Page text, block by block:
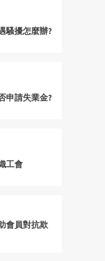
福
騷擾怎麼辦?
申請失業金?
工會
會員對抗欺